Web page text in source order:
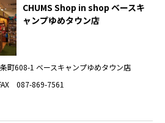
CHUMS Shop in shop ベースキ
ャンプゆめタウン店
町608-1 ベースキャンプゆめタウン店
087-869-7561